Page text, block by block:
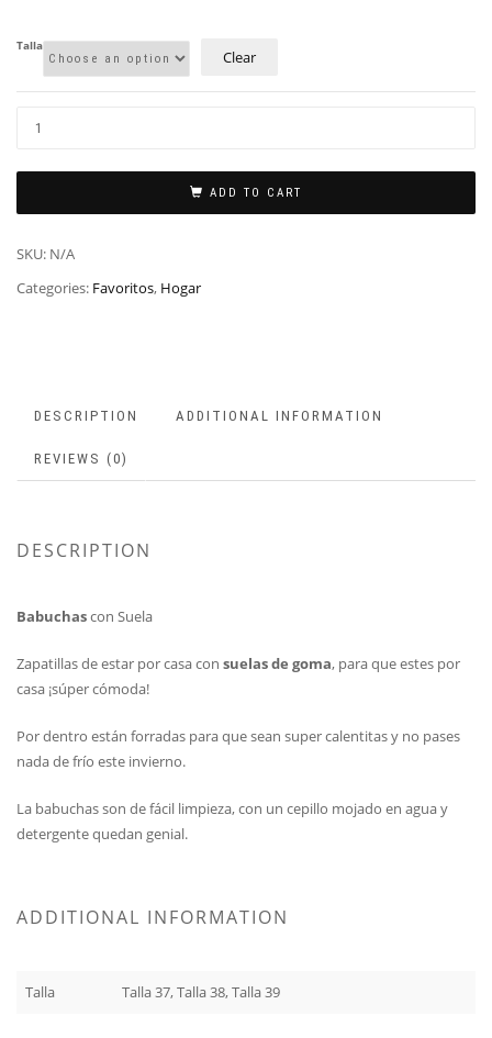
Talla
Clear
ADD TO CART
SKU: N/A
Categories: Favoritos, Hogar
DESCRIPTION ADDITIONAL INFORMATION
REVIEWS (0)
DESCRIPTION
Babuchascon Suela
Zapatillas de estar por casa con suelas de goma, para que estes por
casa ¡súper cómoda!
Por dentro están forradas para que sean super calentitas y no pases
nada de frío este invierno.
La babuchas son de fácil limpieza, con un cepillo mojado en agua y
detergente quedan genial.
ADDITIONAL INFORMATION
Talla Talla 37, Talla 38, Talla 39